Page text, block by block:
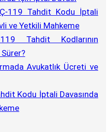
119 Tahdit Kodu İptali
ve Yetkili Mahkeme
Tahdit Kodlarının
Sürer?
Avukatlık Ücreti ve
Kodu İptali Davasında